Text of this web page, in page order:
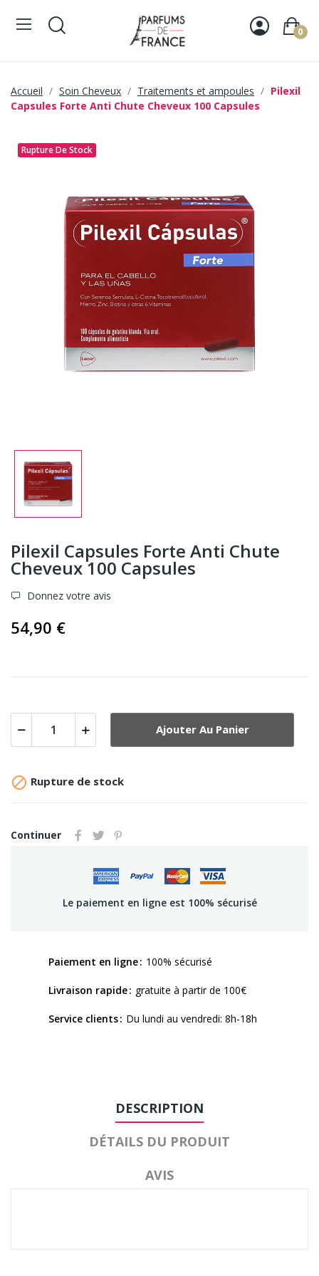
0
Accueil Soin Cheveux Traitements et ampoules
Pilexil
Capsules Forte Anti Chute Cheveux 100 Capsules
Rupture De Stock
Pilexil Capsules Forte Anti Chute
Cheveux 100 Capsules
Donnez votre avis
54,90 €
Ajouter Au Panier
 Rupture de stock
Continuer
Le paiement en ligne est 100% sécurisé
Paiement en ligne 100% sécurisé
Livraison rapide gratuite à partir de 100€
Service clients Du lundi au vendredi: 8h-18h
DESCRIPTION
DÉTAILS DU PRODUIT
AVIS